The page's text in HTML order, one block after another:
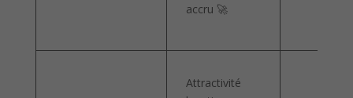
accru 🚀
Attractivité